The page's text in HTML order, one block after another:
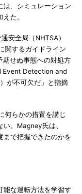
は、シミュレーション
た。
安全局（NHTSA）
関するガイドライン
期せぬ事態への対処方
Event Detection and
が不可欠だ」と指摘
何らかの措置を講じ
。Magney氏は、
まで把握できたのかを
な運転方法を学習す